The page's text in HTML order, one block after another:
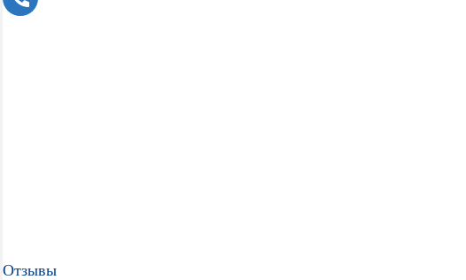
Отзывы